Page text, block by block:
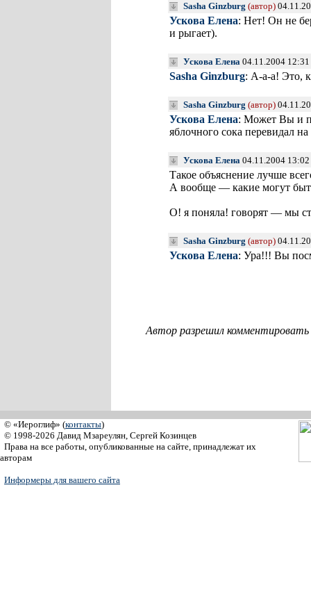
Sasha Ginzburg (автор)
Ускова Елена: Нет! Он не
и рыгает).
Ускова Елена 04.11.2004 12:31
Sasha Ginzburg: А-а-а! Это,
Sasha Ginzburg (автор)
Ускова Елена: Может Вы и
яблочного сока перевидал
Ускова Елена 04.11.2004 13:02
Такое объяснение лучше
А вообще — какие могут
О! я поняла! говорят — мы
Sasha Ginzburg (автор)
Ускова Елена: Ура!!! Вы
Автор разрешил
© «Иероглиф» (контакты)
© 1998-2026 Давид Мзареулян, Сергей Козинцев
Права на все работы, опубликованные на сайте, принадлежат их
авторам
Информеры для вашего сайта